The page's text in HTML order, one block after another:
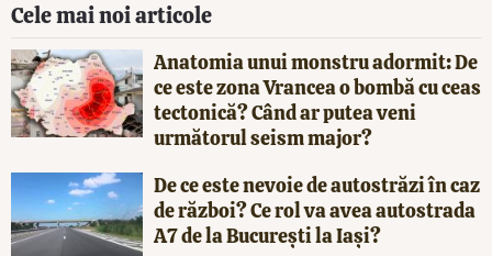
Cele mai noi articole
Anatomia unui monstru adormit: De
ce este zona Vrancea o bombă cu ceas
tectonică? Când ar putea veni
următorul seism major?
De ce este nevoie de autostrăzi în caz
de război? Ce rol va avea autostrada
A7 de la București la Iași?